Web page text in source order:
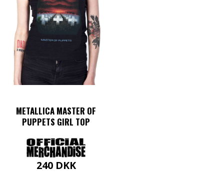
METALLICA MASTER OF
PUPPETS GIRL TOP
240 DKK